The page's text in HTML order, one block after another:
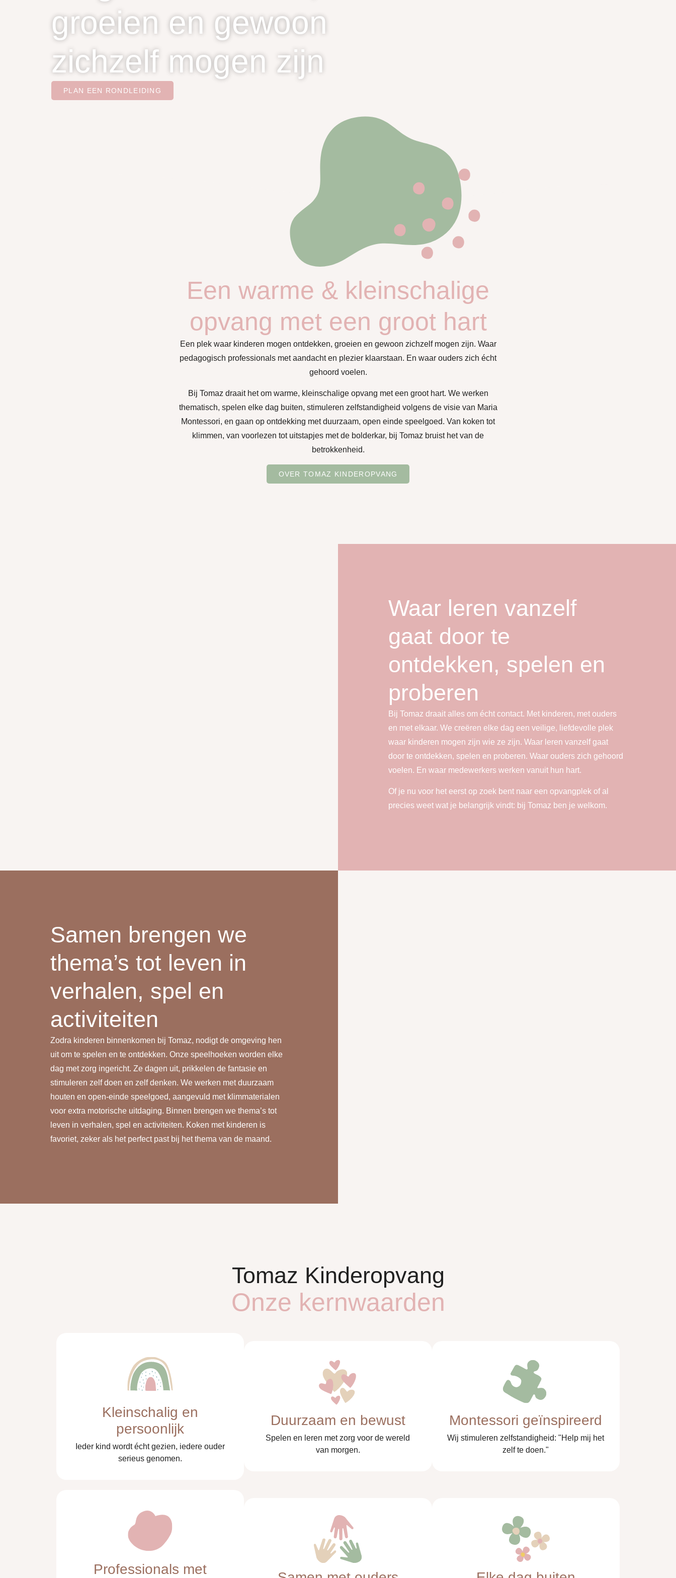
groeien en gewoon
zichzelf mogen zijn
PLAN EEN RONDLEIDING
Een warme & kleinschalige
opvang met een groot hart
Een plek waar kinderen mogen ontdekken, groeien en gewoon zichzelf mogen zijn. Waar
pedagogisch professionals met aandacht en plezier klaarstaan. En waar ouders zich écht
gehoord voelen.
Bij Tomaz draait het om warme, kleinschalige opvang met een groot hart. We werken
thematisch, spelen elke dag buiten, stimuleren zelfstandigheid volgens de visie van Maria
Montessori, en gaan op ontdekking met duurzaam, open einde speelgoed. Van koken tot
klimmen, van voorlezen tot uitstapjes met de bolderkar, bij Tomaz bruist het van de
betrokkenheid.
OVER TOMAZ KINDEROPVANG
Waar leren vanzelf
gaat door te
ontdekken, spelen en
proberen
Bij Tomaz draait alles om écht contact. Met kinderen, met ouders
en met elkaar. We creëren elke dag een veilige, liefdevolle plek
waar kinderen mogen zijn wie ze zijn. Waar leren vanzelf gaat
door te ontdekken, spelen en proberen. Waar ouders zich gehoord
voelen. En waar medewerkers werken vanuit hun hart.
Of je nu voor het eerst op zoek bent naar een opvangplek of al
precies weet wat je belangrijk vindt: bij Tomaz ben je welkom.
Samen brengen we
thema’s tot leven in
verhalen, spel en
activiteiten
Zodra kinderen binnenkomen bij Tomaz, nodigt de omgeving hen
uit om te spelen en te ontdekken. Onze speelhoeken worden elke
dag met zorg ingericht. Ze dagen uit, prikkelen de fantasie en
stimuleren zelf doen en zelf denken. We werken met duurzaam
houten en open-einde speelgoed, aangevuld met klimmaterialen
voor extra motorische uitdaging. Binnen brengen we thema’s tot
leven in verhalen, spel en activiteiten. Koken met kinderen is
favoriet, zeker als het perfect past bij het thema van de maand.
Tomaz Kinderopvang
Onze kernwaarden
Kleinschalig en
persoonlijk
Ieder kind wordt écht gezien, iedere ouder
serieus genomen.
Duurzaam en bewust
Spelen en leren met zorg voor de wereld
van morgen.
Montessori geïnspireerd
Wij stimuleren zelfstandigheid: "Help mij het
zelf te doen."
Professionals met